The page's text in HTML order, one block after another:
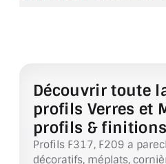
VERRIÈRE TYPE ATELIER
VERRES TEXTURÉS
PLEXIGLAS PMMA
Découvrir toute
profils Verres et
profils & finitions
Profils F317, F209 a
décoratifs, méplats,